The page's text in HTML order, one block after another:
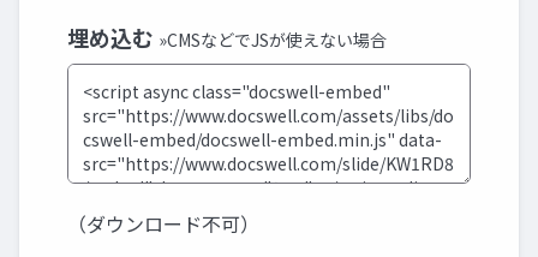
埋め込む »CMSなどでJSが使えない場合
（ダウンロード不可）